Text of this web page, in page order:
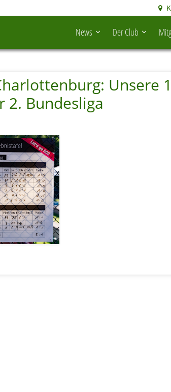
News Der Club
Unsere
2. Bundesliga